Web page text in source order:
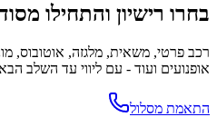
בחרו רישיון והתחילו
רכב פרטי, משאית, מלגזה, אוטובוס,
אופנועים ועוד - עם ליווי עד השלב
התאמת מסלול